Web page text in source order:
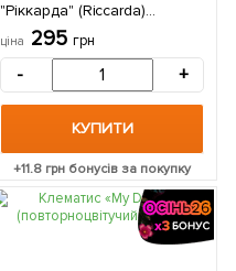
"Ріккарда" (Riccarda)
(великоквітковий сорт) 1
саджанець в упаковці
ціна 295 грн
- +
КУПИТИ
+11.8 грн бонусів за покупку